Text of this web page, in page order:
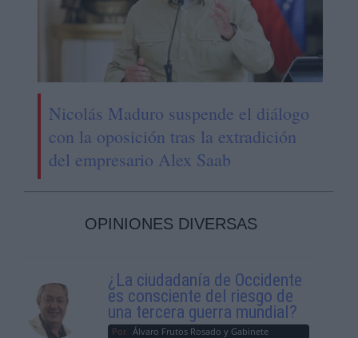
Nicolás Maduro suspende el diálogo
con la oposición tras la extradición
del empresario Alex Saab
OPINIONES DIVERSAS
¿La ciudadanía de Occidente
es consciente del riesgo de
una tercera guerra mundial?
Por Álvaro Frutos Rosado y Gabinete